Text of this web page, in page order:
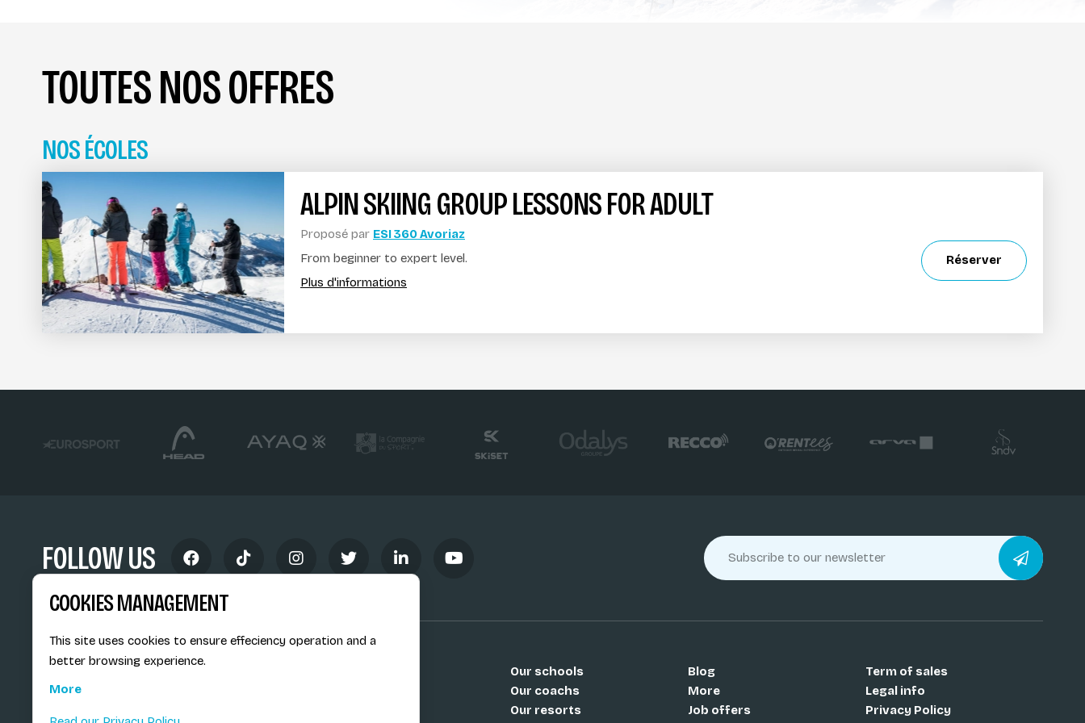
TOUTES NOS OFFRES
NOS ÉCOLES
ALPIN SKIING GROUP LESSONS FOR ADULT
Proposé par ESI 360 Avoriaz
Réserver
From beginner to expert level.
Plus d'informations
FOLLOW US
Our schools
Our coachs
Our resorts
Blog
More
Job offers
Term of sales
Legal info
Privacy Policy
COOKIES MANAGEMENT
This site uses cookies to ensure effeciency operation and a
better browsing experience.
More